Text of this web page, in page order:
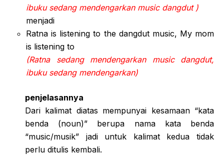
ibuku sedang mendengarkan music dangdut )
menjadi
Ratna is listening to the dangdut music, My mom
is listening to
(Ratna sedang mendengarkan music dangdut,
ibuku sedang mendengarkan)
penjelasannya
Dari kalimat diatas mempunyai kesamaan “kata
benda (noun)” berupa nama kata benda
“music/musik” jadi untuk kalimat kedua tidak
perlu ditulis kembali.